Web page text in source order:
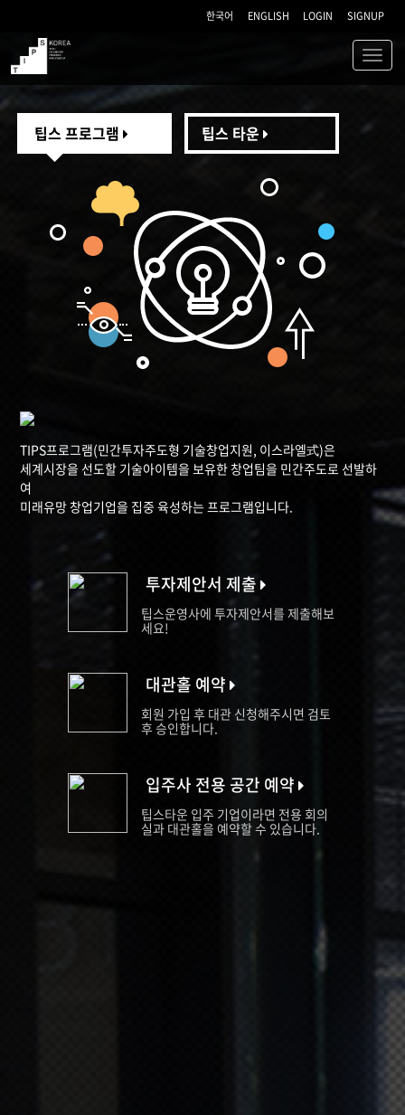
한국어 ENGLISH LOGIN SIGNUP
TIPS
팁스 프로그램 팁스 타운
TIPS프로그램(민간투자주도형 기술창업지원, 이스라엘式)은
세계시장을 선도할 기술아이템을 보유한 창업팀을 민간주도로 선발하
여
미래유망 창업기업을 집중 육성하는 프로그램입니다.
투자제안서 제출
팁스운영사에 투자제안서를 제출해보
세요!
대관홀 예약
회원 가입 후 대관 신청해주시면 검토
후 승인합니다.
입주사 전용 공간 예약
팁스타운 입주 기업이라면 전용 회의
실과 대관홀을 예약할 수 있습니다.